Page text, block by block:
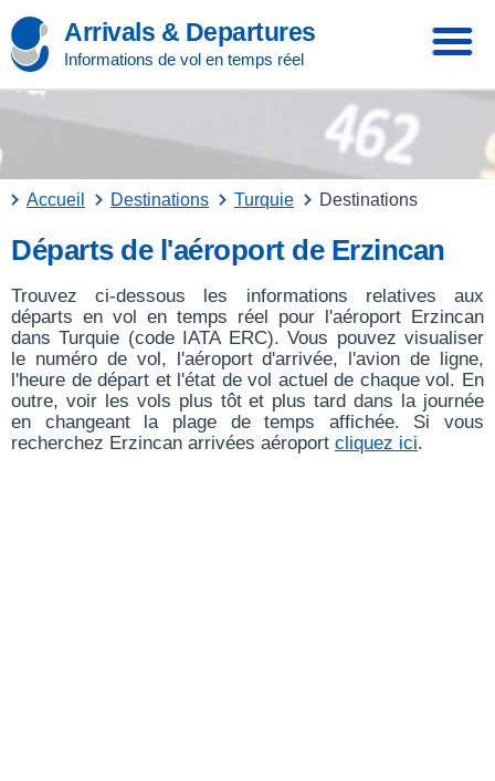
Arrivals & Departures
Informations de vol en temps réel
Accueil Destinations Turquie Destinations
Départs de l'aéroport de Erzincan
Trouvez ci-dessous les informations relatives aux
départs en vol en temps réel pour l'aéroport Erzincan
dans Turquie (code IATA ERC). Vous pouvez visualiser
le numéro de vol, l'aéroport d'arrivée, l'avion de ligne,
l'heure de départ et l'état de vol actuel de chaque vol. En
outre, voir les vols plus tôt et plus tard dans la journée
en changeant la plage de temps affichée. Si vous
recherchez Erzincan arrivées aéroport cliquez ici.